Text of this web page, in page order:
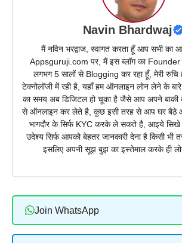
Navin Bhardwaj
मैं नविन भरद्वाज, स्वागत करता हूँ आप सभी का
Appsguruji.com पर, मैं इस ब्लॉग का
लगभग 5 सालों से Blogging कर रहा हूँ, मेरी
टेक्नोलॉजी में रही है, यहाँ हम ऑनलाइन लोन लेने के
का समय अब डिजिटल हो चूका है जैसे आप अपने बाकी
से ऑनलाइन कर लेते है, कुछ इसी तरह से आप घर बैठे
भागदौर के सिर्फ KYC करके ले सकते है, आइये सिखे
उदेश्य सिर्फ आपको बेहतर जानकारी देना है किसी भी
इसलिए अपनी सूझ बुझ का इस्तेमाल करके ही
Join WhatsApp